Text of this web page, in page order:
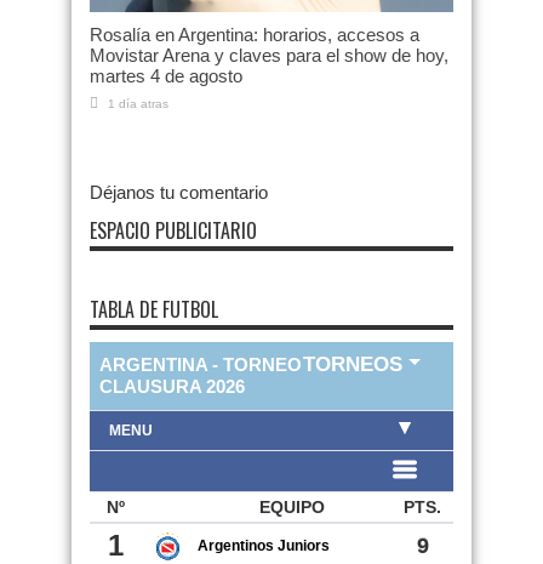
Rosalía en Argentina: horarios, accesos a
Movistar Arena y claves para el show de hoy,
martes 4 de agosto
1 día atras
Déjanos tu comentario
ESPACIO PUBLICITARIO
TABLA DE FUTBOL